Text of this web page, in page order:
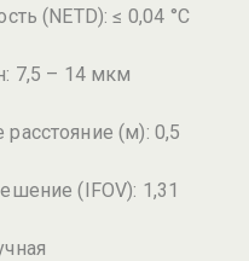
(NETD): ≤ 0,04 °С
7,5 – 14 мкм
(м): 0,5
(IFOV): 1,31